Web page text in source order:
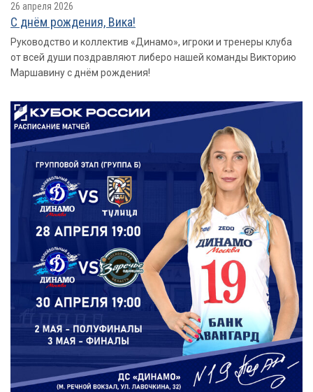
26 апреля 2026
С днём рождения, Вика!
Руководство и коллектив «Динамо», игроки и тренеры клуба
от всей души поздравляют либеро нашей команды Викторию
Маршавину с днём рождения!